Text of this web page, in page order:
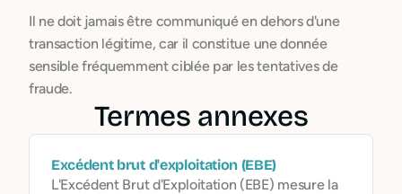
Il ne doit jamais être communiqué en dehors d'une
transaction légitime, car il constitue une donnée
sensible fréquemment ciblée par les tentatives de
fraude.
Termes annexes
Excédent brut d'exploitation (EBE)
L'Excédent Brut d'Exploitation (EBE) mesure la